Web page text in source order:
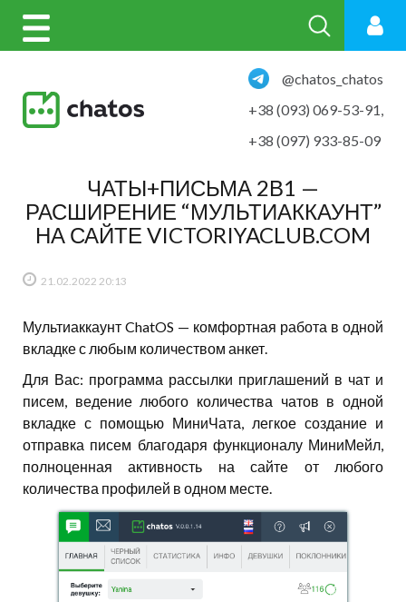
@chatos_chatos
+38 (093) 069-53-91,
+38 (097) 933-85-09
ЧАТЫ+ПИСЬМА 2В1 —
РАСШИРЕНИЕ “МУЛЬТИАККАУНТ”
НА САЙТЕ VICTORIYACLUB.COM
21.02.2022 20:13
Мультиаккаунт ChatOS — комфортная работа в одной
вкладке с любым количеством анкет.
Для Вас: программа рассылки приглашений в чат и
писем, ведение любого количества чатов в одной
вкладке с помощью МиниЧата, легкое создание и
отправка писем благодаря функционалу МиниМейл,
полноценная активность на сайте от любого
количества профилей в одном месте.